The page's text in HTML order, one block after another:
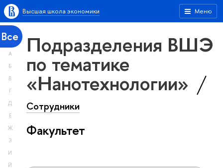
Меню
Высшая школа экономики
Все
А
Б
В
Г
Д
Е
Ж
З
И
Й
Подразделения ВШЭ
по тематике
«Нанотехнологии»
Сотрудники
Факультет